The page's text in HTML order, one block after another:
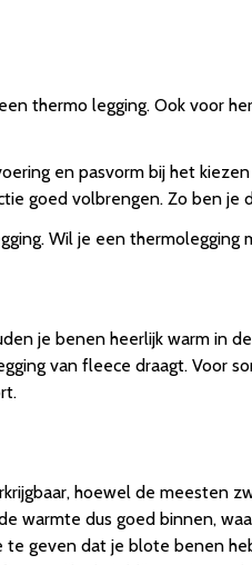
thermo legging. Ook voor
en pasvorm bij het
goed volbrengen. Zo ben
Wil je een
je benen heerlijk warm
van fleece draagt. Voor
hoewel de meesten
warmte dus goed binnen,
geven dat je blote benen